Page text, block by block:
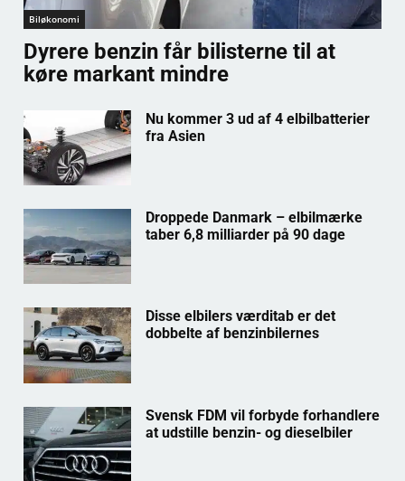
Biløkonomi
Dyrere benzin får bilisterne til at
køre markant mindre
Nu kommer 3 ud af 4 elbilbatterier
fra Asien
Droppede Danmark – elbilmærke
taber 6,8 milliarder på 90 dage
Disse elbilers værditab er det
dobbelte af benzinbilernes
Svensk FDM vil forbyde forhandlere
at udstille benzin- og dieselbiler